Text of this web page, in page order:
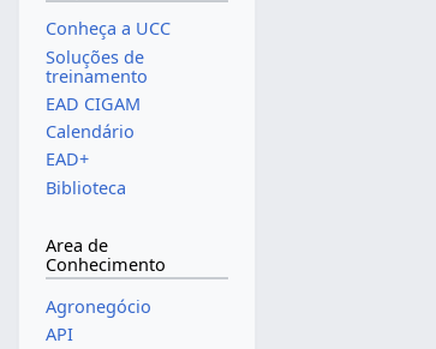
Conheça a UCC
Soluções de
treinamento
EAD CIGAM
Calendário
EAD+
Biblioteca
Area de
Conhecimento
Agronegócio
API